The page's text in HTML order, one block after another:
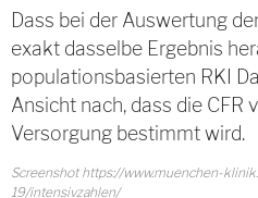
Dass bei der Auswertung
exakt dasselbe Ergebnis
populationsbasierten RKI
Ansicht nach, dass die CFR
Versorgung bestimmt wird.
Screenshot https://www.muenchen-
19/intensivzahlen/